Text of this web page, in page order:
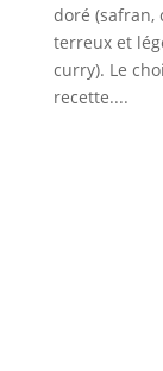
doré (safran,
terreux et
curry). Le
recette....